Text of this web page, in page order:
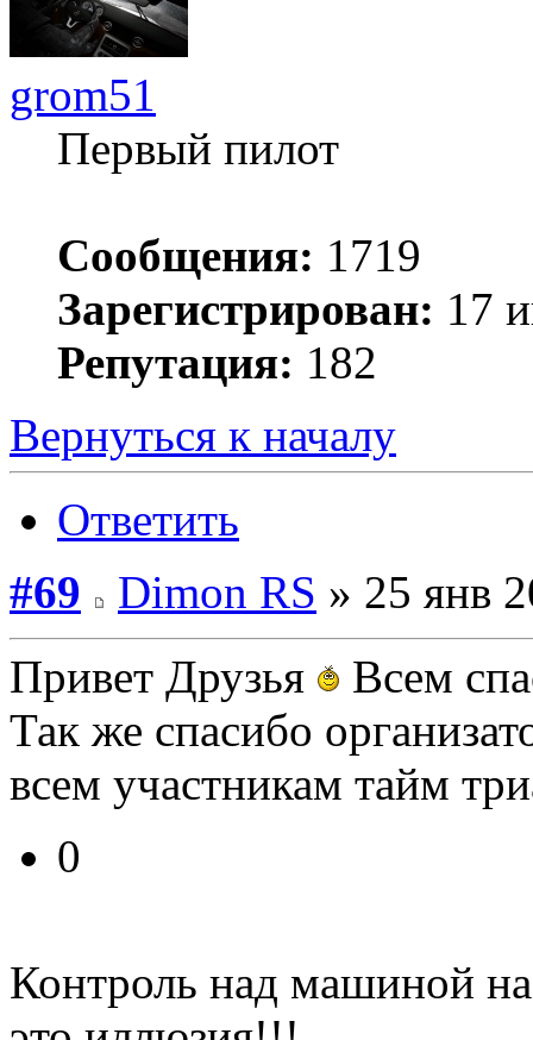
grom51
Первый пилот
Сообщения: 1719
Зарегистрирован: 17
Репутация: 182
Вернуться к началу
Ответить
#69
Dimon RS » 25 янв
Привет Друзья
Всем
Так же спасибо
всем участникам тайм
0
Контроль над машиной